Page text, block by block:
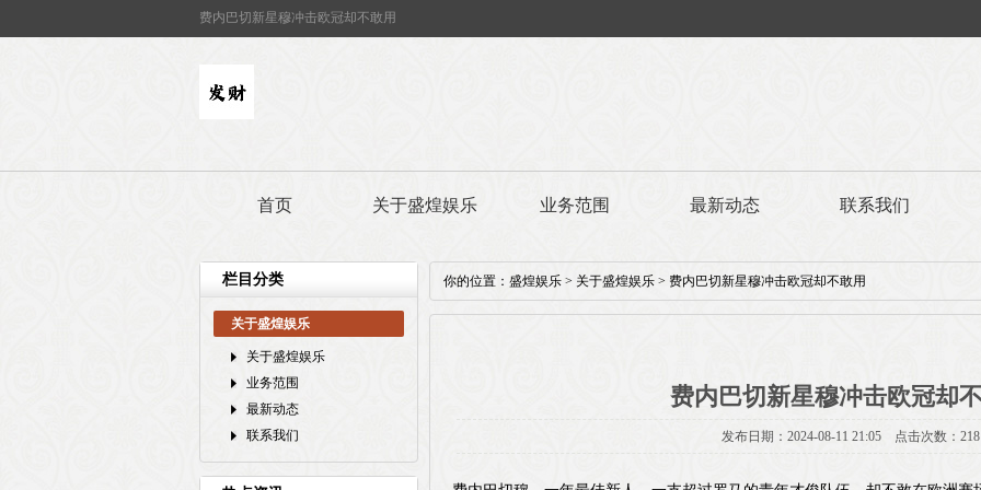
费内巴切新星穆冲击欧冠却不敢用
首页 关于盛煌娱乐 业务范围 最新动态 联系我们
栏目分类
关于盛煌娱乐
关于盛煌娱乐
业务范围
最新动态
联系我们
你的位置： 盛煌娱乐 > 关于盛煌娱乐 > 费内巴切新星穆冲击欧冠却不敢用
费内巴切新星穆冲击欧冠却
发布日期：2024-08-11 21:05 点击次数：218